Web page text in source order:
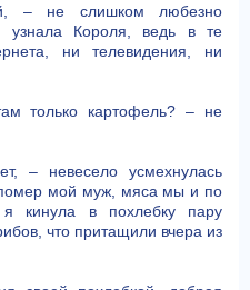
– не слишком любезно
Короля, ведь в те
ни телевидения, ни
только картофель? – не
– невесело усмехнулась
помер мой муж, мяса мы и по
кинула в похлебку пару
что притащили вчера из